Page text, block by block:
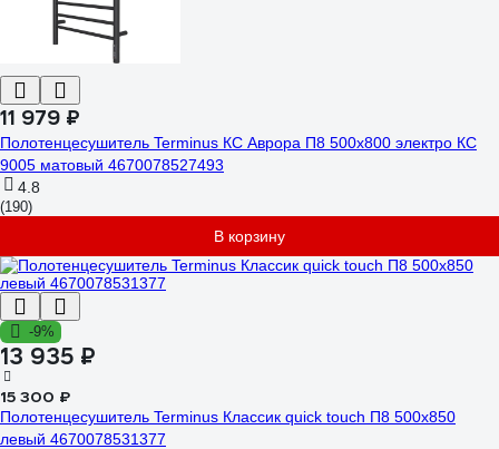
11 979 ₽
Полотенцесушитель Terminus КС Аврора П8 500x800 электро КС
9005 матовый 4670078527493
4.8
(190)
В корзину
-9%
13 935 ₽
15 300 ₽
Полотенцесушитель Terminus Классик quick touch П8 500x850
левый 4670078531377